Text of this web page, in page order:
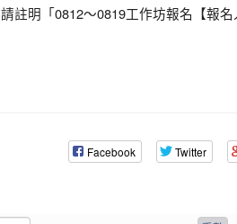
註明「0812～0819工作坊報名【報
Facebook Twitter